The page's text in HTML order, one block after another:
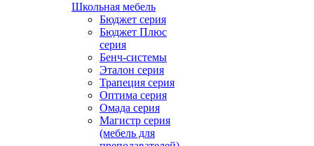
Школьная мебель
Бюджет серия
Бюджет Плюс
серия
Бенч-системы
Эталон серия
Трапеция серия
Оптима серия
Омада серия
Магистр серия
(мебель для